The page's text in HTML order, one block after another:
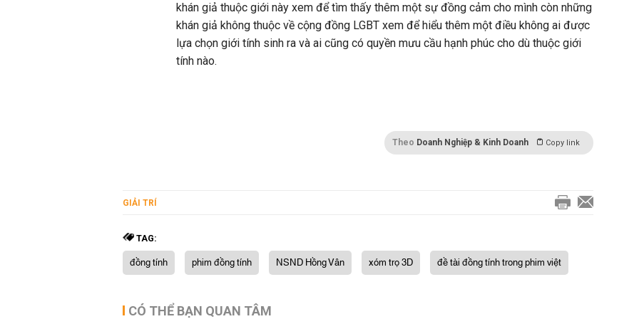
khán giả thuộc giới này xem để tìm thấy thêm một sự đồng cảm cho mình còn những
khán giả không thuộc về cộng đồng LGBT xem để hiểu thêm một điều không ai được
lựa chọn giới tính sinh ra và ai cũng có quyền mưu cầu hạnh phúc cho dù thuộc giới
tính nào.
Theo Doanh Nghiệp & Kinh Doanh Copy link
GIẢI TRÍ
TAG:
đồng tính phim đồng tính NSND Hồng Vân xóm trọ 3D đề tài đồng tính trong phim việt
CÓ THỂ BẠN QUAN TÂM